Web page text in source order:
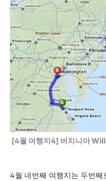
[4월 여행지4] 버지니아
4월 네번째 여행지는 두번째